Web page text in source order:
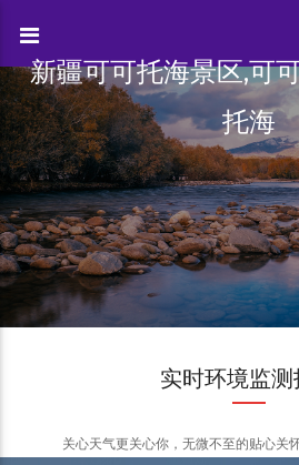
新疆可可托海景区,可
托海
实时环境监测
关心天气更关心你，无微不至的贴心关